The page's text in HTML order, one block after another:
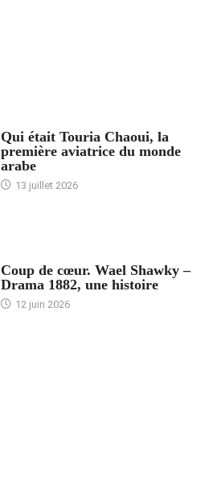
Qui était Touria Chaoui, la
première aviatrice du monde
arabe
13 juillet 2026
Coup de cœur. Wael Shawky –
Drama 1882, une histoire
12 juin 2026